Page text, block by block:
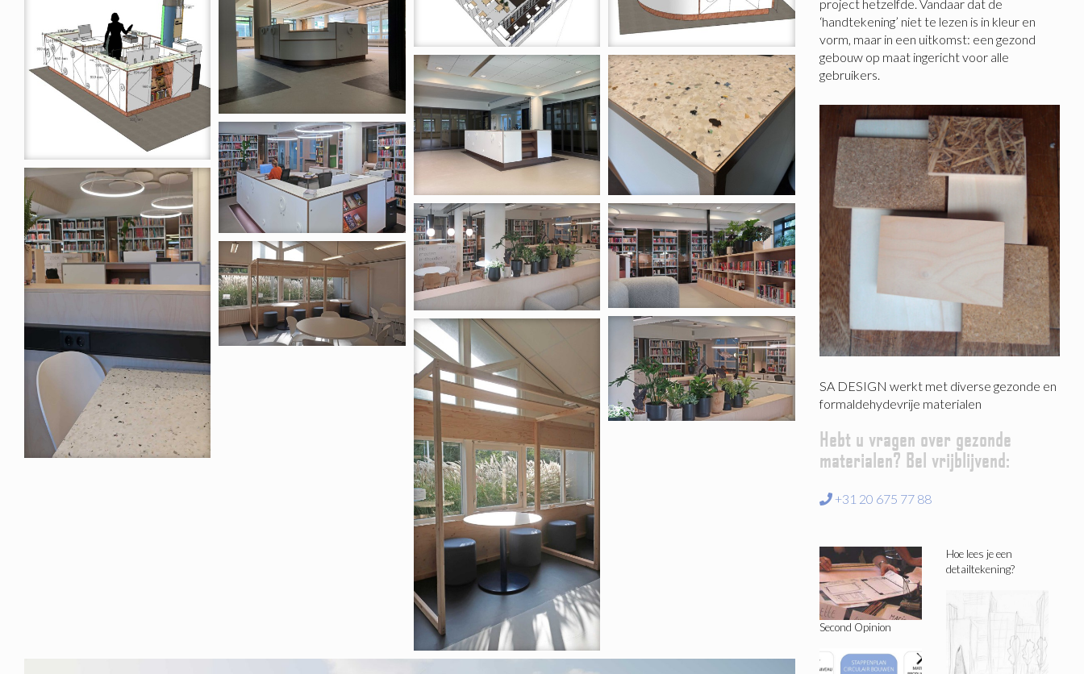
project hetzelfde. Vandaar dat de
‘handtekening’ niet te lezen is in kleur en
vorm, maar in een uitkomst: een gezond
gebouw op maat ingericht voor alle
gebruikers.
SA DESIGN werkt met diverse gezonde en
formaldehydevrije materialen
Hebt u vragen over gezonde
materialen? Bel vrijblijvend:
+31 20 675 77 88
Second Opinion
Hoe lees je een
detailtekening?